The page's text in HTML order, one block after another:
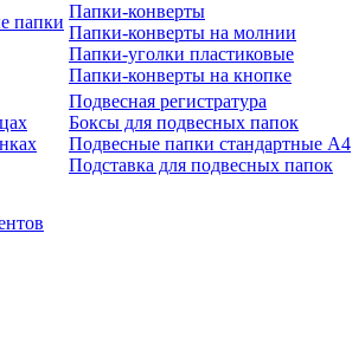
папки
Папки-конверты
Папки-конверты на молнии
Папки-уголки пластиковые
Папки-конверты на кнопке
Подвесная регистратура
Боксы для подвесных папок
Подвесные папки стандартные А4
Подставка для подвесных папок